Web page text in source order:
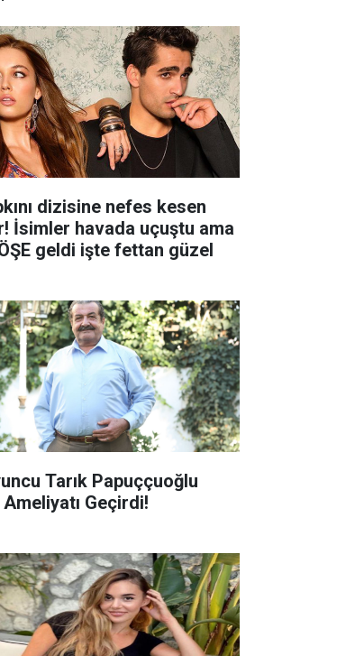
dizisine nefes kesen
İsimler havada uçuştu ama
geldi işte fettan güzel
Tarık Papuççuoğlu
Geçirdi!